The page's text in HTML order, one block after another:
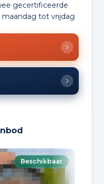
gecertificeerde
maandag tot vrijdag
Beschikbaar